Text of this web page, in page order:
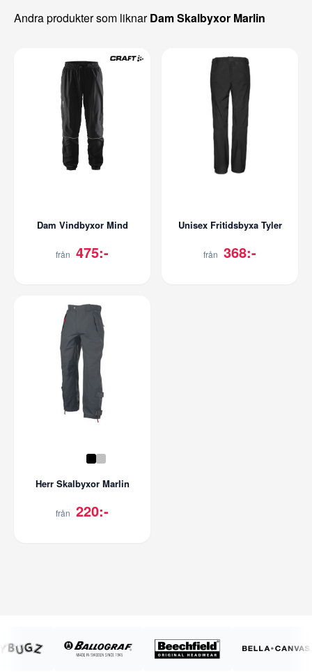
Andra produkter som liknarDam Skalbyxor Marlin
Dam Vindbyxor Mind
från 475:-
Unisex Fritidsbyxa Tyler
från 368:-
Herr Skalbyxor Marlin
från 220:-